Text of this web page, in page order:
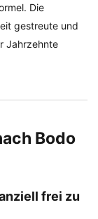
Die
gestreute und
Jahrzehnte
Bodo
frei zu